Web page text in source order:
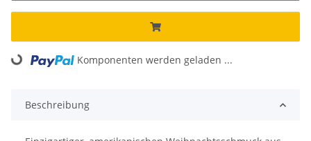
Loading... Komponenten werden geladen ...
Beschreibung